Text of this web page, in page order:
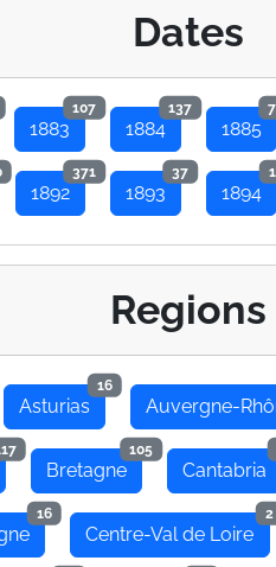
Dates
1883
107
1884
137
1885
1892
371
1893
37
1894
Regions
Asturias
16
Auvergne-
Bretagne
105
Cantabria
16
Centre-Val de Loire
2